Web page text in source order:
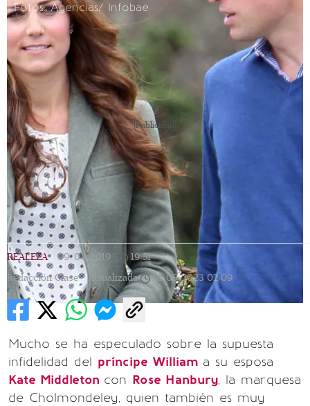
Fotos: Agencias/ Infobae
[Publicidad]
REALEZA 09/04/2019 19:51 |
Redacción Clase | Actualizada 14/05/2023 02:09
Mucho se ha especulado sobre la supuesta
infidelidad del príncipe William a su esposa
Kate Middleton con Rose Hanbury, la marquesa
de Cholmondeley, quien también es muy